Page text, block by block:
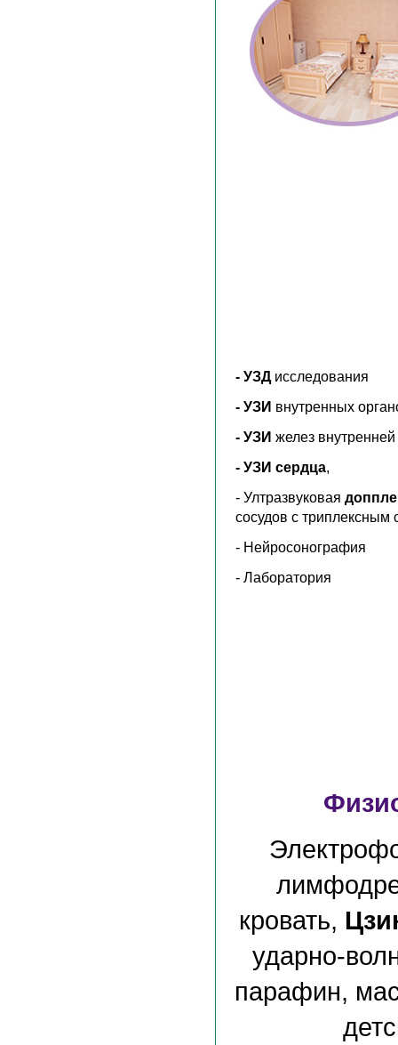
- УЗД исследования
- УЗИ внутренных
- УЗИ желез
- УЗИ сердца,
- Ултразвуковая
сосудов с триплексным
- Нейросонография
- Лаборатория
кровать,
ударно-
парафин,